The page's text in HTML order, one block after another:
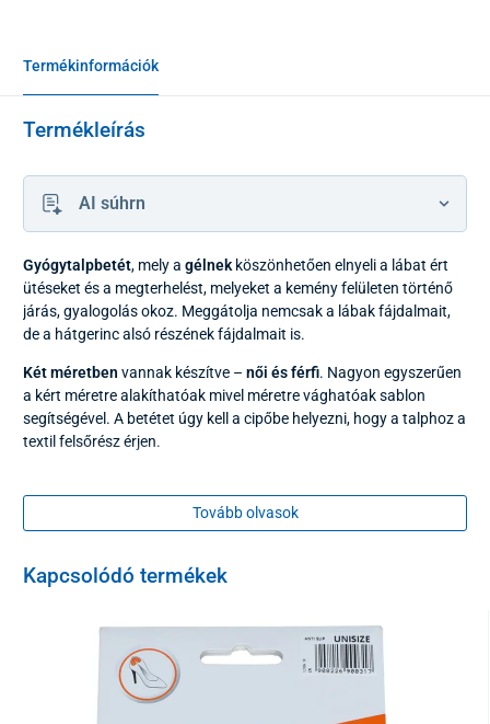
Termékinformációk
Termékleírás
AI súhrn
Gyógytalpbetét, mely a gélnek köszönhetően elnyeli a lábat ért
ütéseket és a megterhelést, melyeket a kemény felületen történő
járás, gyalogolás okoz. Meggátolja nemcsak a lábak fájdalmait,
de a hátgerinc alsó részének fájdalmait is.
Két méretben vannak készítve – női és férfi. Nagyon egyszerűen
a kért méretre alakíthatóak mivel méretre vághatóak sablon
segítségével. A betétet úgy kell a cipőbe helyezni, hogy a talphoz a
textil felsőrész érjen.
Tovább olvasok
Kapcsolódó termékek